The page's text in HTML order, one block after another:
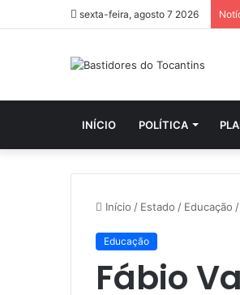
sexta-feira, agosto 7 2026
INÍCIO POLÍTICA
Início / Estado / Educação /
Educação
Fábio